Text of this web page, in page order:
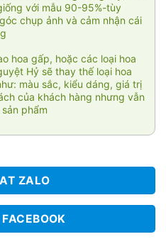
với mẫu 90-95%-tùy
chụp ảnh và cảm nhận cái
hoa gấp, hoặc các loại hoa
Hỷ sẽ thay thế loại hoa
màu sắc, kiểu dáng, giá trị
của khách hàng nhưng vẫn
phẩm
ZALO